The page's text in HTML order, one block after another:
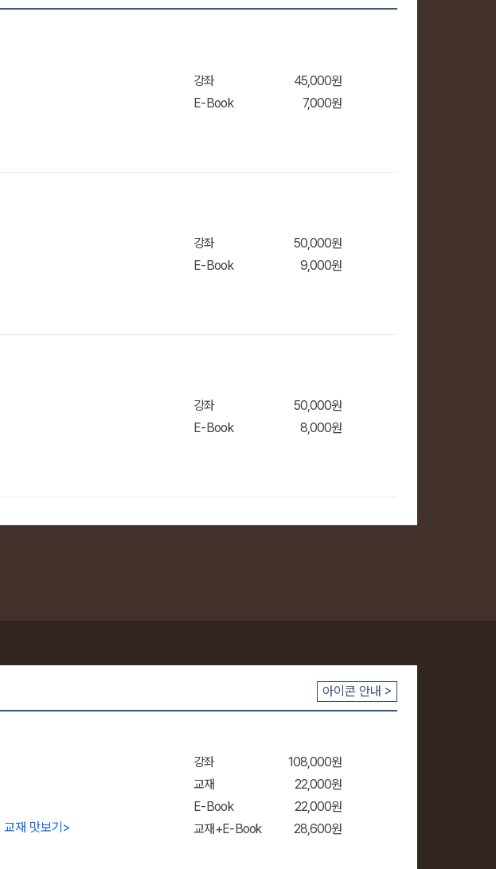
강좌
45,000원
E-Book
7,000원
강좌
50,000원
E-Book
9,000원
강좌
50,000원
E-Book
8,000원
아이콘 안내 >
교재 맛보기>
강좌
108,000원
교재
22,000원
E-Book
22,000원
교재+E-Book
28,600원